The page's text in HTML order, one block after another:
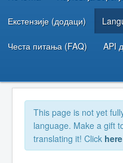
Екстензије (додаци)
Честа питања (FAQ) API
This page is not yet
language. Make a gift
translating it! Click here